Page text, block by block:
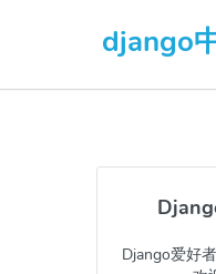
django
Django爱好